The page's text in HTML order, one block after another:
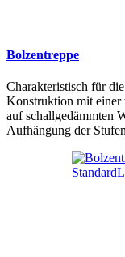
Bolzentreppe
Charakteristisch für
Konstruktion mit einer
auf schallgedämmten
Aufhängung der